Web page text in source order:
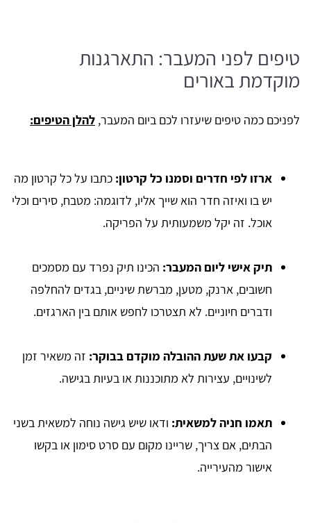
טיפים לפני המעבר: התארגנות
מוקדמת באורים
לפניכם כמה טיפים שיעזרו לכם ביום המעבר, להלן הטיפים:
ארזו לפי חדרים וסמנו כל קרטון: כתבו על כל קרטון מה
יש בו ואיזה חדר הוא שייך אליו, לדוגמה: מטבח, סירים וכלי
אוכל. זה יקל משמעותית על הפריקה.
תיק אישי ליום המעבר: הכינו תיק נפרד עם מסמכים
חשובים, ארנק, מטען, מברשת שיניים, בגדים להחלפה
ודברים חיוניים. לא תצטרכו לחפש אותם בין הארגזים.
קבעו את שעת ההובלה מוקדם בבוקר: זה משאיר זמן
לשינויים, עצירות לא מתוכננות או בעיות בגישה.
תאמו חניה למשאית: ודאו שיש גישה נוחה למשאית בשני
הבתים, אם צריך, שריינו מקום עם סרט סימון או בקשו
אישור מהעירייה.